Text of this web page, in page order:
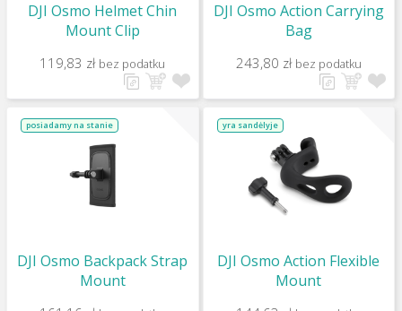
DJI Osmo Helmet Chin
Mount Clip
119,83 zł bez podatku
DJI Osmo Action Carrying
Bag
243,80 zł bez podatku
posiadamy na stanie
DJI Osmo Backpack Strap
Mount
yra sandėlyje
DJI Osmo Action Flexible
Mount